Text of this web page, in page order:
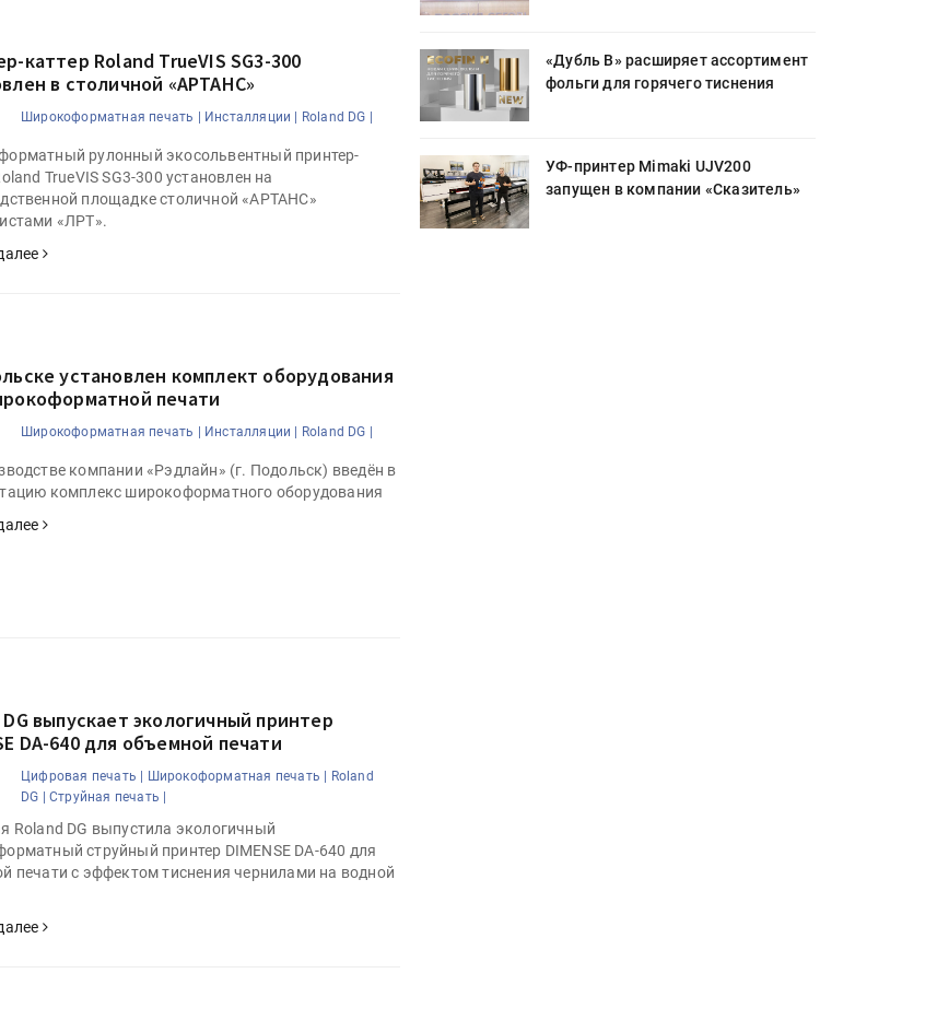
каттер Roland TrueVIS SG3-300
в столичной «АРТАНС»
Широкоформатная печать | Инсталляции | Roland DG |
рулонный экосольвентный принтер-
TrueVIS SG3-300 установлен на
площадке столичной «АРТАНС»
«ЛРТ».
установлен комплект оборудования
печати
Широкоформатная печать | Инсталляции | Roland DG |
компании «Рэдлайн» (г. Подольск) введён в
комплекс широкоформатного оборудования
выпускает экологичный принтер
DA-640 для объемной печати
Цифровая печать | Широкоформатная печать |
Roland
DG |
Струйная печать |
Roland DG выпустила экологичный
струйный принтер DIMENSE DA-640 для
печати с эффектом тиснения чернилами на водной
«Дубль В» расширяет ассортимент
фольги для горячего тиснения
УФ-принтер Mimaki UJV200
запущен в компании «Сказитель»
«Дубль В» расширяет ассортимент
фольги для горячего тиснения
УФ-принтер Mimaki UJV200
запущен в компании «Сказитель»